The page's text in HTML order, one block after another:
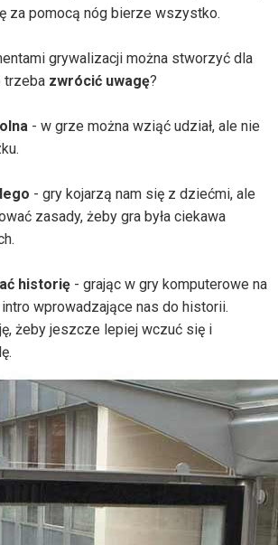
za pomocą nóg bierze wszystko.
grywalizacji można stworzyć dla
trzeba zwrócić uwagę?
- w grze można wziąć udział, ale nie
- gry kojarzą nam się z dziećmi, ale
zasady, żeby gra była ciekawa
historię - grając w gry komputerowe na
wprowadzające nas do historii.
żeby jeszcze lepiej wczuć się i